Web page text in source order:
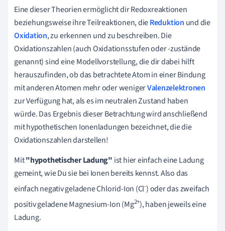
Eine dieser Theorien ermöglicht dir Redoxreaktionen
beziehungsweise ihre Teilreaktionen, dieReduktion und die
Oxidation, zu erkennen und zu beschreiben. Die
Oxidationszahlen (auch Oxidationsstufen oder -zustände
genannt) sind eine Modellvorstellung, die dir dabei hilft
herauszufinden, ob das betrachtete Atom in einer Bindung
mit anderen Atomen mehr oder wenigerValenzelektronen
zur Verfügung hat, als es im neutralen Zustand haben
würde. Das Ergebnis dieser Betrachtung wird anschließend
mit hypothetischen Ionenladungen bezeichnet, die die
Oxidationszahlen darstellen!
Mit"hypothetischer Ladung" ist hier einfach eine Ladung
gemeint, wie Du sie bei Ionen bereits kennst. Also das
einfach negativ geladene Chlorid-Ion (Cl-) oder das zweifach
positiv geladene Magnesium-Ion (Mg2+), haben jeweils eine
Ladung.